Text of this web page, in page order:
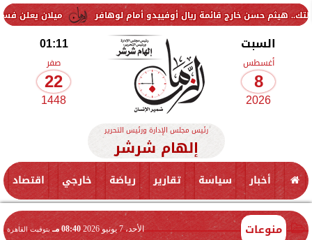
ميلان يعلن فسخ عقد خارج قائمة ريال أوفييدو أمام لوهافر
السبت
أغسطس
8
2026
01:11
صفر
22
1448
رئيس مجلس الإدارة ورئيس التحرير
إلهام شرشر
أخبار سياسة تقارير رياضة خارجي اقتصاد
منوعات الأحد، 7 يونيو 2026 08:40 مـ بتوقيت القاهرة